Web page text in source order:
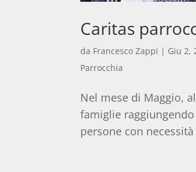
Caritas
da Francesco Zappi | Giu 2,
Parrocchia
Nel mese di Maggio,
famiglie
persone con